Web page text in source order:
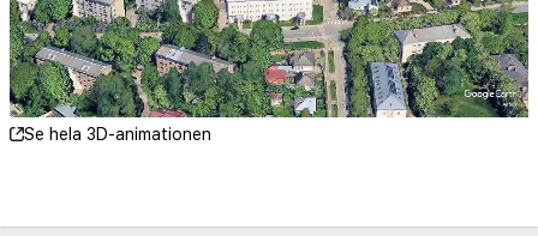
SPICE - 4,4 km
Lettiska skyttarnas monument - 4,4 km
Lettlands vetenskapsakademi - 4,5 km
Ockupationsmuseet - 4,5 km
Menzendorffs hus (museum i hus från 1695) - 4,5
Se hela 3D-animationen